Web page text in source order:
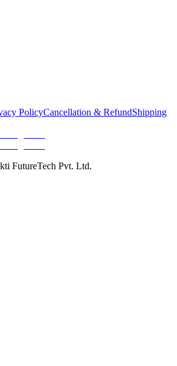
PolicyCancellation & RefundShipping
FutureTech Pvt. Ltd.